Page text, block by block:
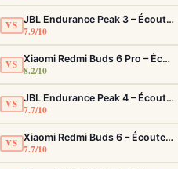
VS JBL Endurance Peak 3 – Écouteurs sport IP68 avec 50h d'autonomie
7.9/10
VS Xiaomi Redmi Buds 6 Pro – Écouteurs ANC confortables au rapport qualité-prix solide
8.2/10
VS JBL Endurance Peak 4 – Écouteurs sport True Wireless IP68 avec ANC adaptatif
7.7/10
VS Xiaomi Redmi Buds 6 – Écouteurs ANC efficaces et confortables pour le quotidien
7.7/10